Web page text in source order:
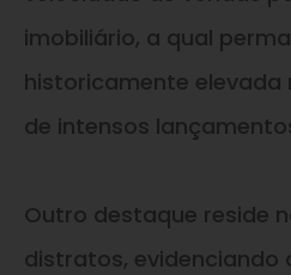
imobiliário, a qual
historicamente elevada
de intensos
Outro destaque reside
distratos, evidenciando